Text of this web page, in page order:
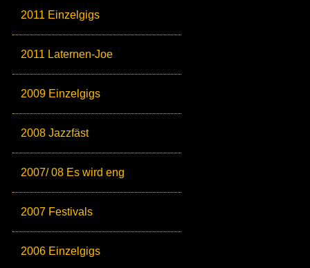
2011 Einzelgigs
2011 Laternen-Joe
2009 Einzelgigs
2008 Jazzfäst
2007/ 08 Es wird eng
2007 Festivals
2006 Einzelgigs